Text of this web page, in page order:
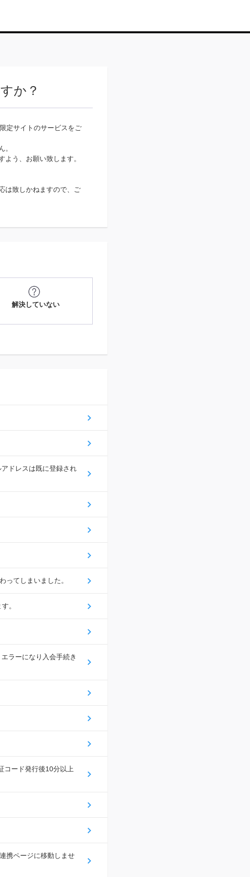
か？
定サイトのサービスをご
。
う、お願い致します。
は致しかねますので、ご
解決していない
ドレスは既に登録され
ってしまいました。
。
ラーになり入会手続き
コード発行後10分以上
携ページに移動しませ